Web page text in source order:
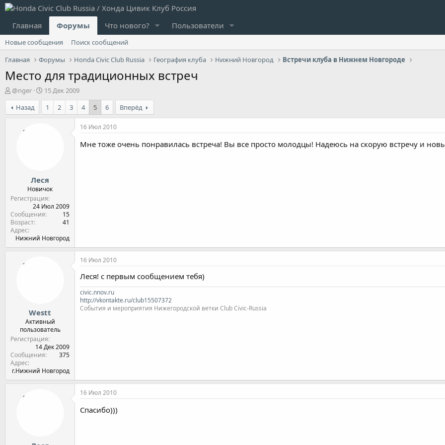
Главная Форумы Что нового? Пользователи
Новые сообщения
Поиск сообщений
Главная
Форумы Honda Civic Club Russia География клуба Нижний Новгород Встречи клуба в Нижнем Новгороде
Место для традиционных встреч
А
в
т
о
@nger
Д
а
т
а
15 Дек 2009
Назад
1 2 3 4 5 6 Вперёд
Леся
Новичок
Регистрация
24 Июл 2009
Сообщения
15
Возраст
41
Адрес
Нижний Новгород
16 Июл 2010
Мне тоже очень понравилась встреча! Вы все просто молодцы! Надеюсь на скорую встречу и
Westt
Активный
пользователь
Регистрация
14 Дек 2009
Сообщения
375
Адрес
г.Нижний Новгород
16 Июл 2010
Леся! с первым сообщением тебя)
civic.nnov.ru
http://vkontakte.ru/club15507372
События и мероприятия Нижегородской ветки Club Civic-Russia
16 Июл 2010
Спасибо)))